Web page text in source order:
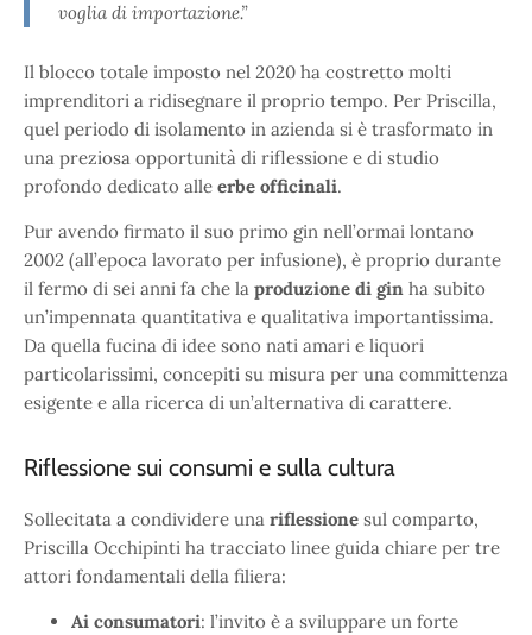
voglia di importazione.”
Il blocco totale imposto nel 2020 ha costretto molti
imprenditori a ridisegnare il proprio tempo. Per Priscilla,
quel periodo di isolamento in azienda si è trasformato in
una preziosa opportunità di riflessione e di studio
profondo dedicato alle erbe officinali.
Pur avendo firmato il suo primo gin nell’ormai lontano
2002 (all’epoca lavorato per infusione), è proprio durante
il fermo di sei anni fa che la produzione di gin ha subito
un’impennata quantitativa e qualitativa importantissima.
Da quella fucina di idee sono nati amari e liquori
particolarissimi, concepiti su misura per una committenza
esigente e alla ricerca di un’alternativa di carattere.
Riflessione sui consumi e sulla cultura
Sollecitata a condividere una riflessione sul comparto,
Priscilla Occhipinti ha tracciato linee guida chiare per tre
attori fondamentali della filiera:
Ai consumatori: l’invito è a sviluppare un forte